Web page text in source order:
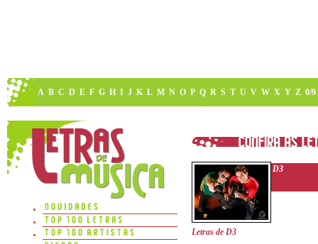
A B C D E F G H I J K L M N O P Q R S T U V W X Y Z 0/9
D3
Letras de D3